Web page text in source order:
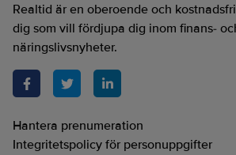
Realtid är en oberoende och
dig som vill fördjupa dig inom finans-
näringslivsnyheter.
Hantera prenumeration
Integritetspolicy för personuppgifter